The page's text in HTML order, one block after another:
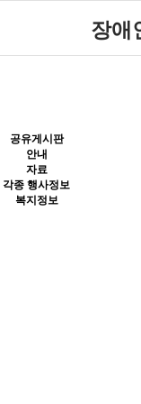
장애
공유게시판
안내
자료
각종 행사정보
복지정보